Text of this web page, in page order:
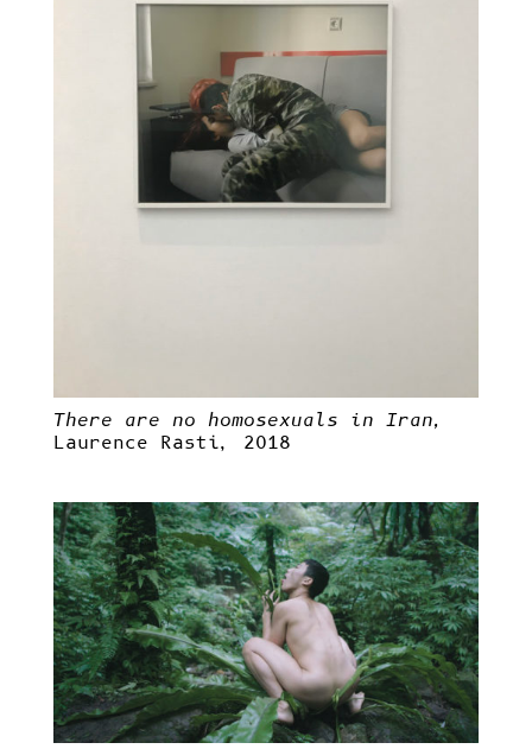
There are no homosexuals in Iran,
Laurence Rasti, 2018